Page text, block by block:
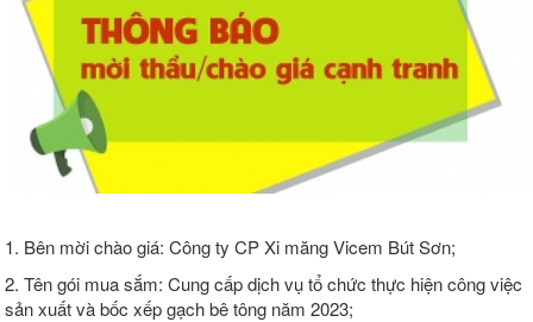
1. Bên mời chào giá: Công ty CP Xi măng Vicem Bút Sơn;
2. Tên gói mua sắm: Cung cấp dịch vụ tổ chức thực hiện công việc
sản xuất và bốc xếp gạch bê tông năm 2023;